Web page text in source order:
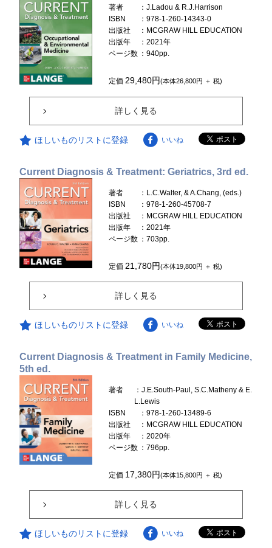
著者
：J.Ladou & R.J.Harrison
ISBN
：978-1-260-14343-0
出版社
：MCGRAW HILL EDUCATION
出版年
：2021年
ページ数 ：940pp.
定価29,480円(本体26,800円 ＋ 税)
詳しく見る
ほしいものリストに登録 いいね
Current Diagnosis & Treatment: Geriatrics, 3rd ed.
著者
：L.C.Walter, & A.Chang, (eds.)
ISBN
：978-1-260-45708-7
出版社
：MCGRAW HILL EDUCATION
出版年
：2021年
ページ数 ：703pp.
定価 21,780円(本体19,800円 ＋ 税)
詳しく見る
ほしいものリストに登録 いいね
Current Diagnosis & Treatment in Family Medicine,
5th ed.
著者
：J.E.South-Paul, S.C.Matheny & E.
L.Lewis
ISBN
：978-1-260-13489-6
出版社
：MCGRAW HILL EDUCATION
出版年
：2020年
ページ数 ：796pp.
定価 17,380円(本体15,800円 ＋ 税)
詳しく見る
ほしいものリストに登録 いいね